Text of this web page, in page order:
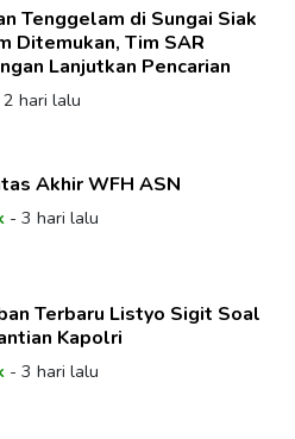
Tenggelam di Sungai Siak
Ditemukan, Tim SAR
Lanjutkan Pencarian
2 hari lalu
Akhir WFH ASN
- 3 hari lalu
Terbaru Listyo Sigit Soal
Kapolri
- 3 hari lalu